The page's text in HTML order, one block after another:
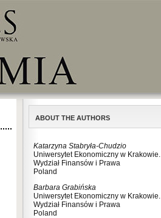
ABOUT THE AUTHORS
Katarzyna Stabryła-Chudzio
Uniwersytet Ekonomiczny w Krakowie.
Wydział Finansów i Prawa
Poland
Barbara Grabińska
Uniwersytet Ekonomiczny w Krakowie.
Wydział Finansów i Prawa
Poland